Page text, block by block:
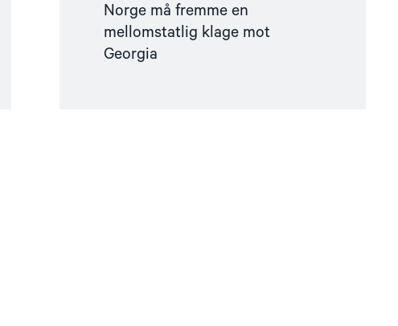
Norge må fremme en
mellomstatlig klage mot
Georgia